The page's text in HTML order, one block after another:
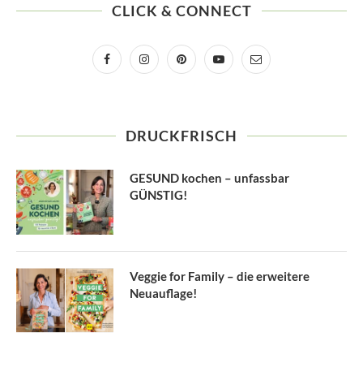
CLICK & CONNECT
DRUCKFRISCH
GESUND kochen – unfassbar
GÜNSTIG!
Veggie for Family – die erweitere
Neuauflage!